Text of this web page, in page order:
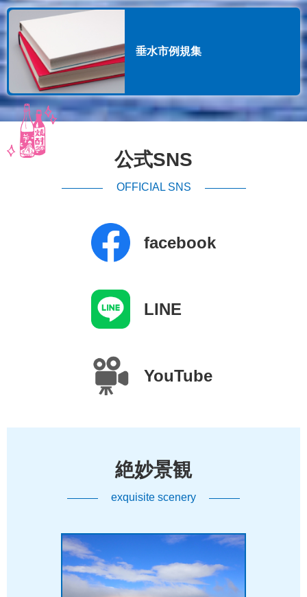
垂水市例規集
公式SNS
OFFICIAL SNS
facebook
LINE
YouTube
絶妙景観
exquisite scenery